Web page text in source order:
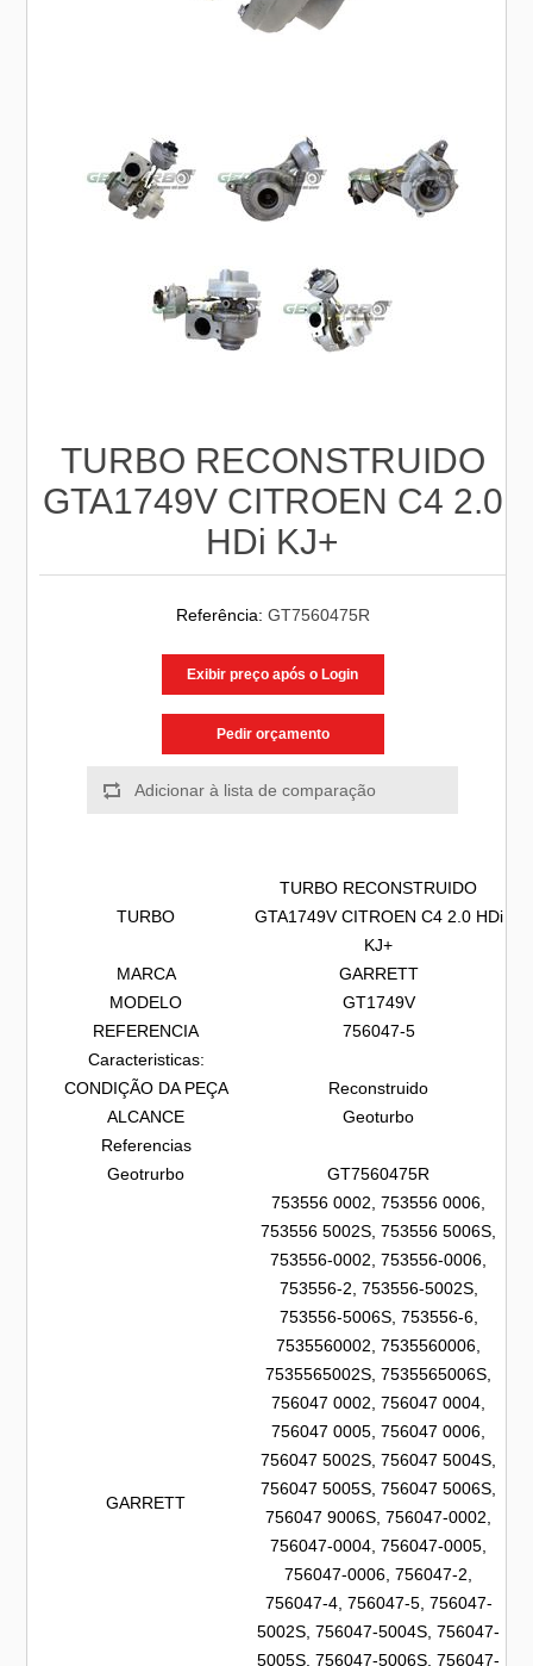
TURBO RECONSTRUIDO
GTA1749V CITROEN C4 2.0
HDi KJ+
Referência: GT7560475R
Exibir preço após o Login
Pedir orçamento
TURBO
TURBO RECONSTRUIDO
GTA1749V CITROEN C4 2.0 HDi
KJ+
MARCA
GARRETT
MODELO
GT1749V
REFERENCIA
756047-5
Caracteristicas:
CONDIÇÃO DA PEÇA
Reconstruido
ALCANCE
Geoturbo
Referencias
Geotrurbo
GT7560475R
GARRETT
753556 0002, 753556 0006,
753556 5002S, 753556 5006S,
753556-0002, 753556-0006,
753556-2, 753556-5002S,
753556-5006S, 753556-6,
7535560002, 7535560006,
7535565002S, 7535565006S,
756047 0002, 756047 0004,
756047 0005, 756047 0006,
756047 5002S, 756047 5004S,
756047 5005S, 756047 5006S,
756047 9006S, 756047-0002,
756047-0004, 756047-0005,
756047-0006, 756047-2,
756047-4, 756047-5, 756047-
5002S, 756047-5004S, 756047-
5005S, 756047-5006S, 756047-